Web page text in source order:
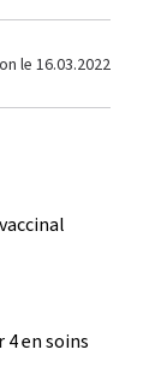
le 16.03.2022
en soins